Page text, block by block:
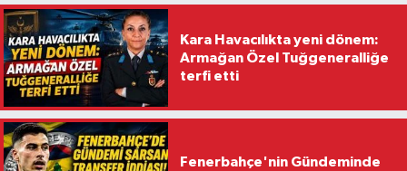
Kara Havacılıkta yeni dönem:
Armağan Özel Tuğgeneralliğe
terfi etti
Fenerbahçe'nin Gündeminde